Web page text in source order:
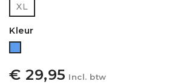
XL
Kleur
Blauw
€ 29,95 Incl. btw